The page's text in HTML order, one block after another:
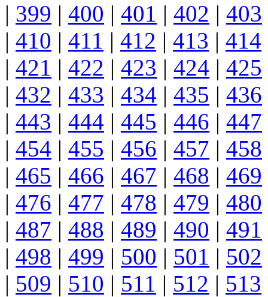
| 399 | 400 | 401 | 402 | 403
| 410 | 411 | 412 | 413 | 414
| 421 | 422 | 423 | 424 | 425
| 432 | 433 | 434 | 435 | 436
| 443 | 444 | 445 | 446 | 447
| 454 | 455 | 456 | 457 | 458
| 465 | 466 | 467 | 468 | 469
| 476 | 477 | 478 | 479 | 480
| 487 | 488 | 489 | 490 | 491
| 498 | 499 | 500 | 501 | 502
| 509 | 510 | 511 | 512 | 513